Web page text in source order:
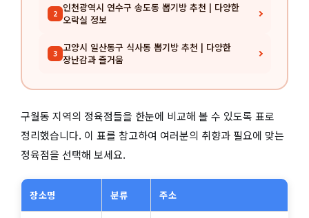
2 인천광역시 연수구 송도동 뽑기방 추천 | 다양한
오락실 정보
3 고양시 일산동구 식사동 뽑기방 추천 | 다양한
장난감과 즐거움
구월동 지역의 정육점들을 한눈에 비교해 볼 수 있도록 표로
정리했습니다. 이 표를 참고하여 여러분의 취향과 필요에 맞는
정육점을 선택해 보세요.
장소명 분류 주소